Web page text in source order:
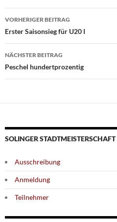
Beitragsnavigation
VORHERIGER BEITRAG
Erster Saisonsieg für U20 I
NÄCHSTER BEITRAG
Peschel hundertprozentig
SOLINGER
Ausschreibung
Anmeldung
Teilnehmer